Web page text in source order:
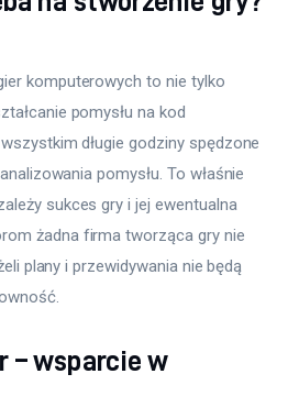
komputerowych to nie tylko
pomysłu na kod
długie godziny spędzone
pomysłu. To właśnie
sukces gry i jej ewentualna
żadna firma tworząca gry nie
plany i przewidywania nie będą
– wsparcie w